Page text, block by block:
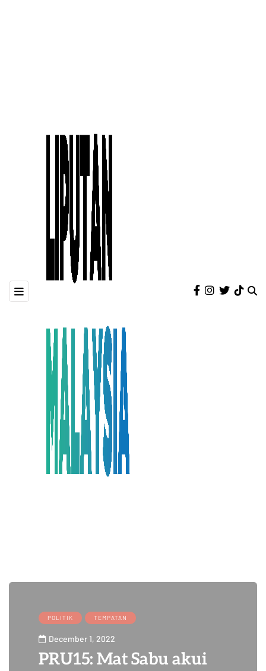
POLITIK TEMPATAN
December 1, 2022
PRU15: Mat Sabu akui